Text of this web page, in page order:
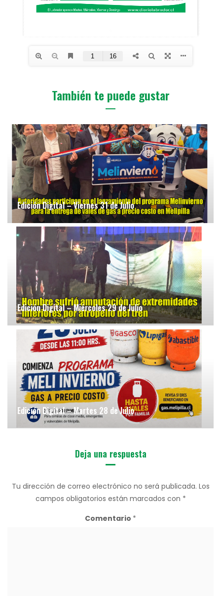
También te puede gustar
Edición Digital – Viernes 31 de Julio
Edición Digital – Miércoles 29 de Julio
Edición Digital – Martes 28 de Julio
Deja una respuesta
Tu dirección de correo electrónico no será publicada. Los
campos obligatorios están marcados con *
Comentario *